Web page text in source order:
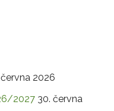
2026
2027 30. června